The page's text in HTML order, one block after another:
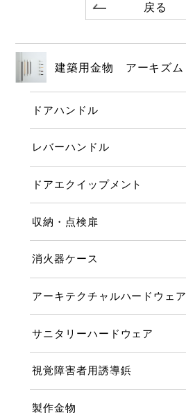
戻る
建築用金物 アーキズム
ドアハンドル
レバーハンドル
ドアエクイップメント
収納・点検扉
消火器ケース
アーキテクチャルハードウェア
サニタリーハードウェア
視覚障害者用誘導鋲
製作金物